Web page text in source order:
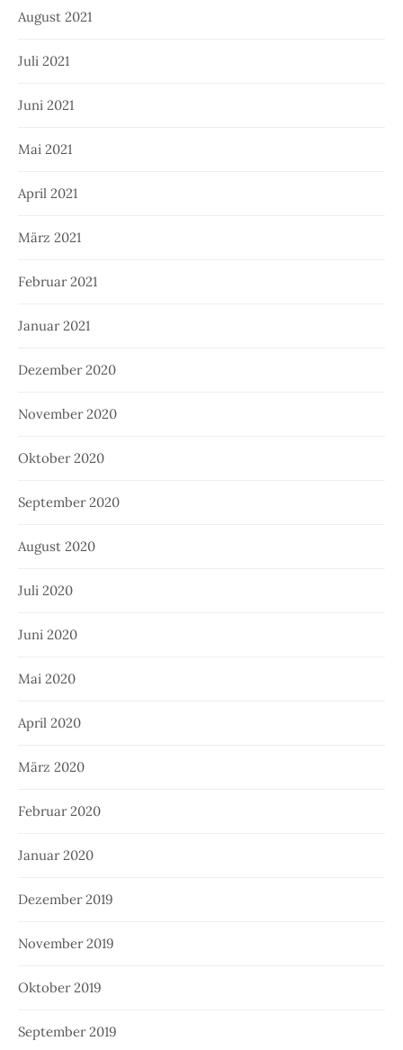
August 2021
Juli 2021
Juni 2021
Mai 2021
April 2021
März 2021
Februar 2021
Januar 2021
Dezember 2020
November 2020
Oktober 2020
September 2020
August 2020
Juli 2020
Juni 2020
Mai 2020
April 2020
März 2020
Februar 2020
Januar 2020
Dezember 2019
November 2019
Oktober 2019
September 2019